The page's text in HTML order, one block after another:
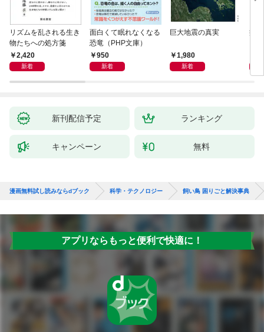
リズムを乱される生き
物たちへの処方箋
2,420
新着
面白くて眠れなくなる
恐竜（PHP文庫）
950
新着
巨大地震の真実
1,980
新着
病
新刊配信予定 ランキング
キャンペーン 無料
漫画無料試し読みならdブック 科学・テクノロジー 飼い鳥 困りごと解決事典
アプリならもっと便利で快適に！